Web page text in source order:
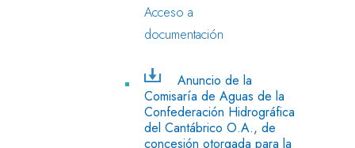
Acceso a
documentación
Anuncio de la
Comisaría de Aguas de la
Confederación Hidrográfica
del Cantábrico O.A., de
concesión otorgada para la